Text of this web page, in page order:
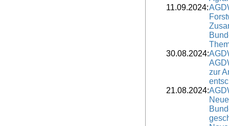
11.09.2024:
30.08.2024:
zur
21.08.2024: